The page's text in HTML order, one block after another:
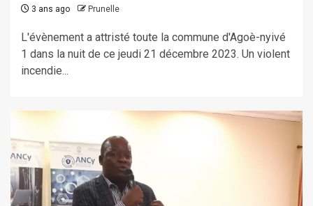
3 ans ago Prunelle
L'évènement a attristé toute la commune d'Agoè-nyivé
1 dans la nuit de ce jeudi 21 décembre 2023. Un violent
incendie...